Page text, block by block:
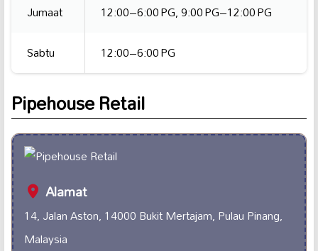
Jumaat
12:00–6:00 PG, 9:00 PG–12:00 PG
Sabtu
12:00–6:00 PG
Pipehouse Retail
Alamat
14, Jalan Aston, 14000 Bukit Mertajam, Pulau Pinang,
Malaysia